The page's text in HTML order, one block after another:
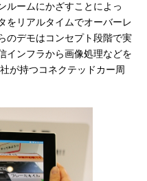
ームにかざすことによっ
をリアルタイムでオーバーレ
のデモはコンセプト段階で実
インフラから画像処理などを
が持つコネクテッドカー周